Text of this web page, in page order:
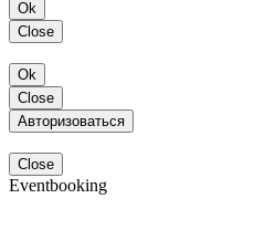
Ok
Close
Ok
Close
Авторизоваться
Close
Eventbooking